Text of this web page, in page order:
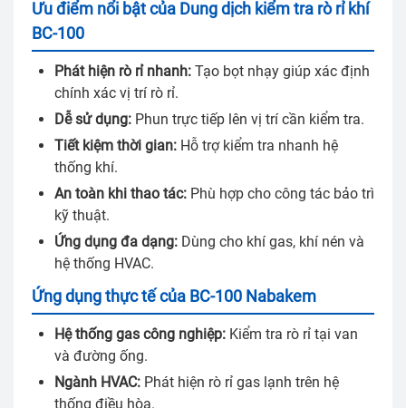
Ưu điểm nổi bật của Dung dịch kiểm tra rò rỉ khí
BC-100
Phát hiện rò rỉ nhanh: Tạo bọt nhạy giúp xác định
chính xác vị trí rò rỉ.
Dễ sử dụng: Phun trực tiếp lên vị trí cần kiểm tra.
Tiết kiệm thời gian: Hỗ trợ kiểm tra nhanh hệ
thống khí.
An toàn khi thao tác: Phù hợp cho công tác bảo trì
kỹ thuật.
Ứng dụng đa dạng: Dùng cho khí gas, khí nén và
hệ thống HVAC.
Ứng dụng thực tế của BC-100 Nabakem
Hệ thống gas công nghiệp: Kiểm tra rò rỉ tại van
và đường ống.
Ngành HVAC: Phát hiện rò rỉ gas lạnh trên hệ
thống điều hòa.